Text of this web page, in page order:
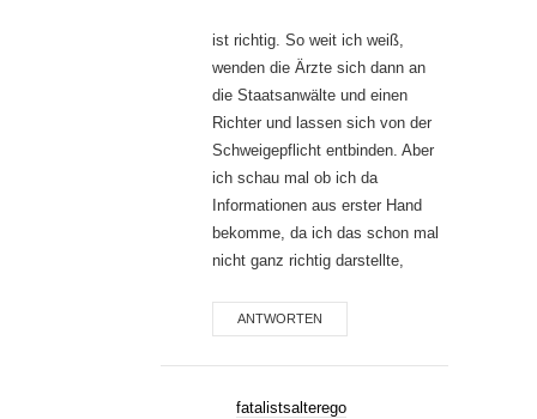
ist richtig. So weit ich weiß,
wenden die Ärzte sich dann an
die Staatsanwälte und einen
Richter und lassen sich von der
Schweigepflicht entbinden. Aber
ich schau mal ob ich da
Informationen aus erster Hand
bekomme, da ich das schon mal
nicht ganz richtig darstellte,
ANTWORTEN
fatalistsalterego